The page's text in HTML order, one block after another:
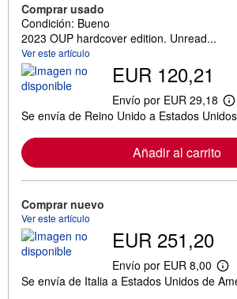
Comprar usado
Condición: Bueno
2023 OUP hardcover edition. Unread...
Ver este artículo
EUR 120,21
Envío por EUR 29,18
M
á
i
s
o
Se envía de Reino Unido a Estados
Añadir al carrito
Comprar nuevo
Ver este artículo
EUR 251,20
Envío por EUR 8,00
M
á
Se envía de Italia a Estados Unidos de